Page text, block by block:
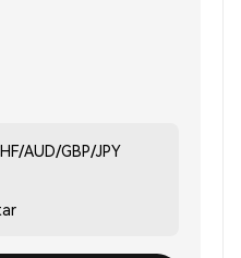
AUD/GBP/JPY